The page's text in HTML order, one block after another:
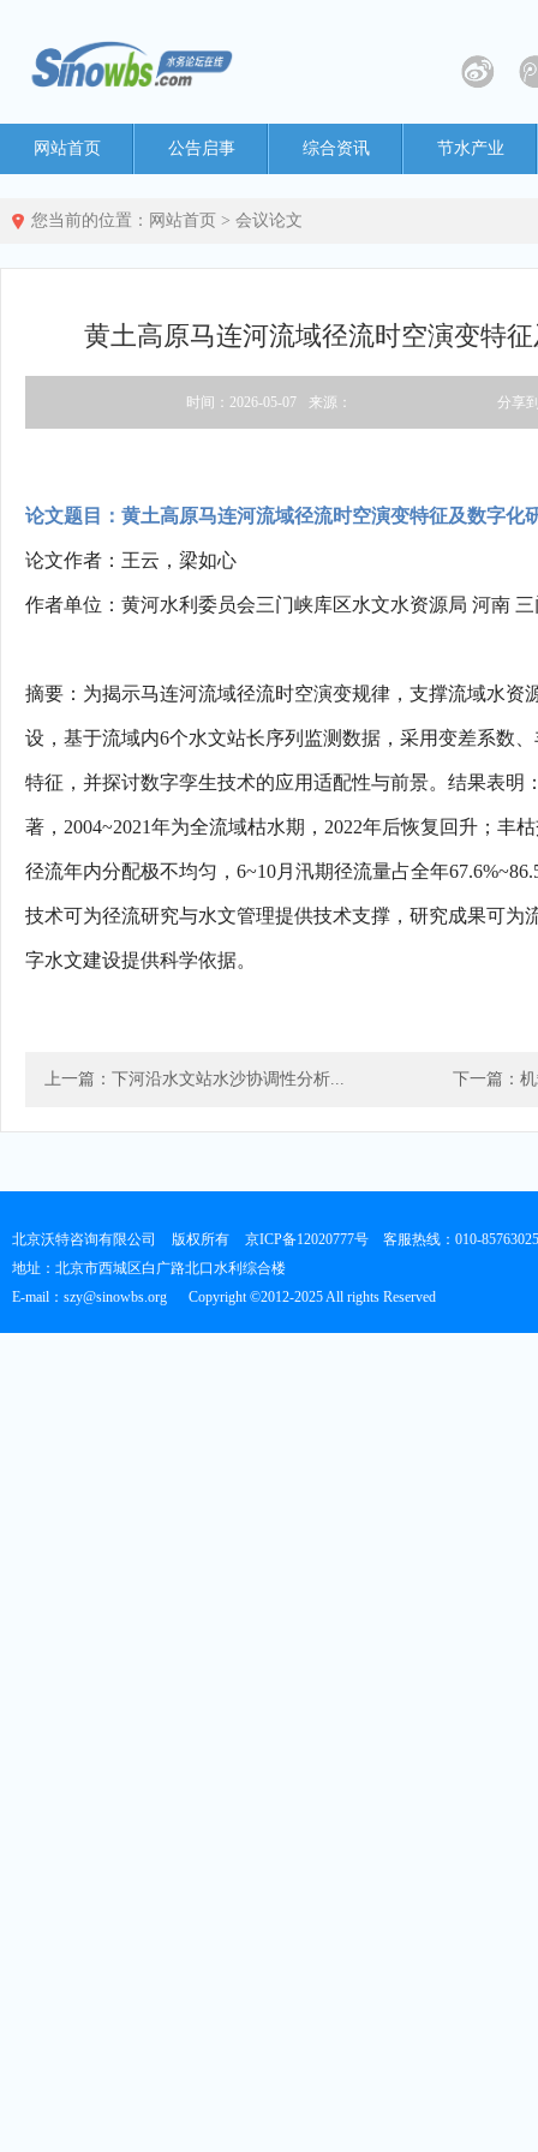
网站首页 公告启事 综合资讯 节水产业
您当前的位置： 网站首页 > 会议论文
黄土高原马连河流域径流时空演变特
时间：2026-05-07 来源： 分享
论文题目：黄土高原马连河流域径流时空演变特征及数字化
论文作者：王云，梁如心
作者单位：黄河水利委员会三门峡库区水文水资源局 河南 三
摘要：为揭示马连河流域径流时空演变规律，支撑流域水资
设，基于流域内6个水文站长序列监测数据，采用变差系数
特征，并探讨数字孪生技术的应用适配性与前景。结果表明
著，2004~2021年为全流域枯水期，2022年后恢复回升；丰
径流年内分配极不均匀，6~10月汛期径流量占全年
技术可为径流研究与水文管理提供技术支撑，研究成果可为
字水文建设提供科学依据。
上一篇：下河沿水文站水沙协调性分析... 下一篇：
北京沃特咨询有限公司 版权所有 京ICP备12020777号 客服热线：010-85763025
地址：北京市西城区白广路北口水利综合楼
E-mail：szy@sinowbs.org
Copyright ©2012-2025 All rights Reserved